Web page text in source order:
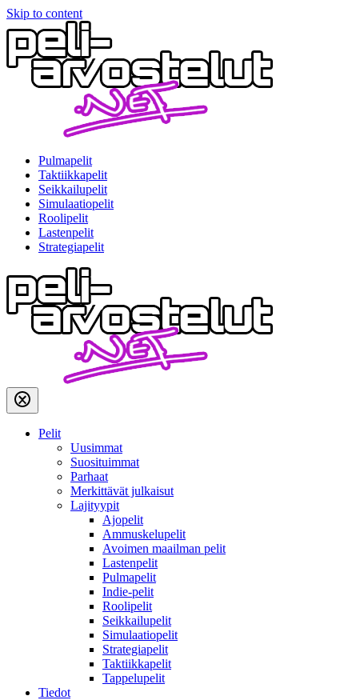
Skip to content
Pulmapelit
Taktiikkapelit
Seikkailupelit
Simulaatiopelit
Roolipelit
Lastenpelit
Strategiapelit
Pelit
Uusimmat
Suosituimmat
Parhaat
Merkittävät julkaisut
Lajityypit
Ajopelit
Ammuskelupelit
Avoimen maailman pelit
Lastenpelit
Pulmapelit
Indie-pelit
Roolipelit
Seikkailupelit
Simulaatiopelit
Strategiapelit
Taktiikkapelit
Tappelupelit
Tiedot